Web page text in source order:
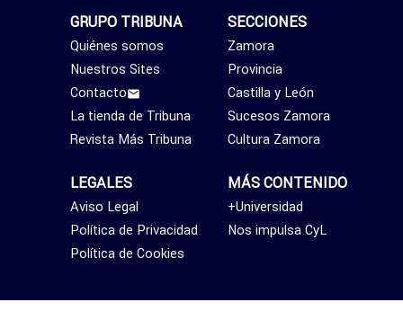
SECCIONES
Zamora
Provincia
Castilla y León
Sucesos Zamora
Cultura Zamora
MÁS CONTENIDO
+Universidad
Nos impulsa CyL
GRUPO TRIBUNA
Quiénes somos
Nuestros Sites
Contacto
La tienda de Tribuna
Revista Más Tribuna
LEGALES
Aviso Legal
Política de Privacidad
Política de Cookies